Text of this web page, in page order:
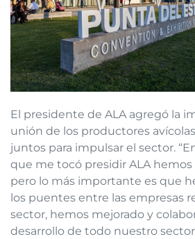
El presidente de ALA agregó la
unión de los productores
juntos para impulsar el sector.
que me tocó presidir ALA
pero lo más importante es que
los puentes entre las empresas
sector, hemos mejorado y
desarrollo de todo nuestro